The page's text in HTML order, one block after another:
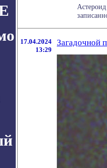
17.04.2024
13:29
Загадочной